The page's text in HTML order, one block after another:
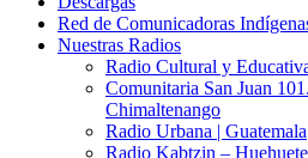
Red de Comunicadoras
Nuestras Radios
Radio Cultural y
Comunitaria San Juan
Chimaltenango
Radio Urbana | Guatemala
Radio Kabtzin –